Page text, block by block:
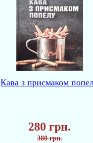
Кава з присмаком
280 грн.
380 грн.